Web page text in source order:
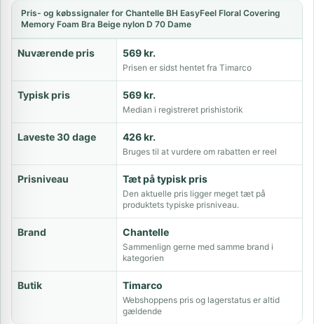
Pris- og købssignaler for Chantelle BH EasyFeel Floral Covering
Memory Foam Bra Beige nylon D 70 Dame
Nuværende pris 569 kr.
Prisen er sidst hentet fra Timarco
Typisk pris 569 kr.
Median i registreret prishistorik
Laveste 30 dage 426 kr.
Bruges til at vurdere om rabatten er reel
Prisniveau Tæt på typisk pris
Den aktuelle pris ligger meget tæt på
produktets typiske prisniveau.
Brand Chantelle
Sammenlign gerne med samme brand i
kategorien
Butik Timarco
Webshoppens pris og lagerstatus er altid
gældende